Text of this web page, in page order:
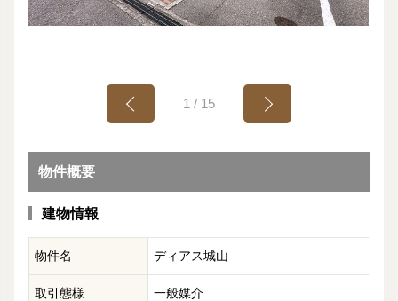
1 / 15
物件概要
建物情報
物件名 ディアス城山
取引態様 一般媒介